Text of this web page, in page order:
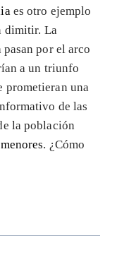
es otro ejemplo
dimitir. La
por el arco
a un triunfo
prometieran una
de las
la población
. ¿Cómo